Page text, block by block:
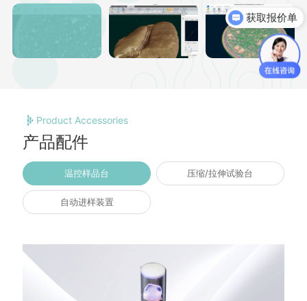
Product Accessories
产品配件
温控样品台 压缩/拉伸试验台
自动进样装置
获取报价单